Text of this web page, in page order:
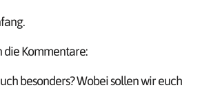
die Kommentare:
besonders? Wobei sollen wir euch